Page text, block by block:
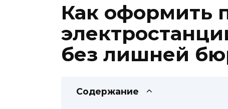
Как оформить
без лишней
Содержание